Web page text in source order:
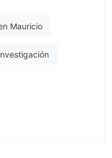
Mauricio